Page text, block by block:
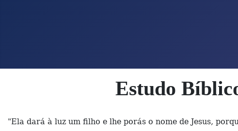
Estudo
"Ela dará à luz um filho e lhe porás o nome de Jesus,